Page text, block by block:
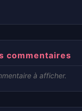
commentaires
à afficher.